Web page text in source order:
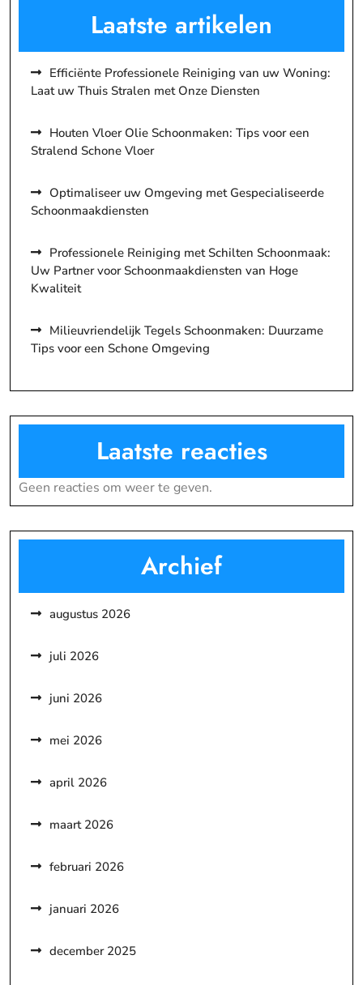
Laatste artikelen
Efficiënte Professionele Reiniging van uw Woning:
Laat uw Thuis Stralen met Onze Diensten
Houten Vloer Olie Schoonmaken: Tips voor een
Stralend Schone Vloer
Optimaliseer uw Omgeving met Gespecialiseerde
Schoonmaakdiensten
Professionele Reiniging met Schilten Schoonmaak:
Uw Partner voor Schoonmaakdiensten van Hoge
Kwaliteit
Milieuvriendelijk Tegels Schoonmaken: Duurzame
Tips voor een Schone Omgeving
Laatste reacties
Geen reacties om weer te geven.
Archief
augustus 2026
juli 2026
juni 2026
mei 2026
april 2026
maart 2026
februari 2026
januari 2026
december 2025